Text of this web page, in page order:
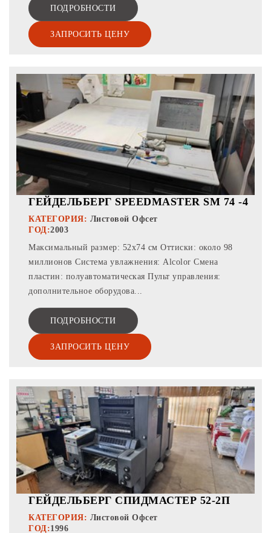
ПОДРОБНОСТИ
ЗАПРОСИТЬ ЦЕНУ
ГЕЙДЕЛЬБЕРГ SPEEDMASTER SM 74 -4
КАТЕГОРИЯ: Листовой Офсет
ГОД:2003
Максимальный размер: 52x74 см Оттиски: около 98
миллионов Система увлажнения: Alcolor Смена
пластин: полуавтоматическая Пульт управления:
дополнительное оборудова...
ПОДРОБНОСТИ
ЗАПРОСИТЬ ЦЕНУ
ГЕЙДЕЛЬБЕРГ СПИДМАСТЕР 52-2П
КАТЕГОРИЯ: Листовой Офсет
ГОД:1996